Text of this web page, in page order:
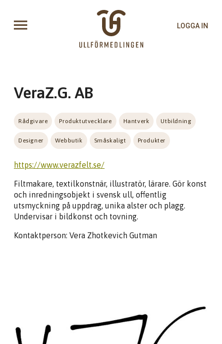
LOGGA IN
VeraZ.G. AB
Rådgivare Produktutvecklare Hantverk Utbildning
Designer Webbutik Småskaligt Produkter
https://www.verazfelt.se/
Filtmakare, textilkonstnär, illustratör, lärare. Gör konst
och inredningsobjekt i svensk ull, offentlig
utsmyckning på uppdrag, unika alster och plagg.
Undervisar i bildkonst och tovning.
Kontaktperson: Vera Zhotkevich Gutman